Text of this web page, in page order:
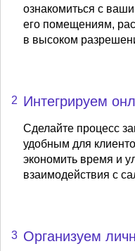
ознакомиться с
его помещениям,
в высоком
2 Интегрируем
Сделайте процесс
удобным для
экономить время и
взаимодействия с
3 Организуем